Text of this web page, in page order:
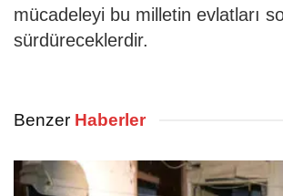
mücadeleyi bu milletin evlatları
sürdüreceklerdir.
Benzer Haberler